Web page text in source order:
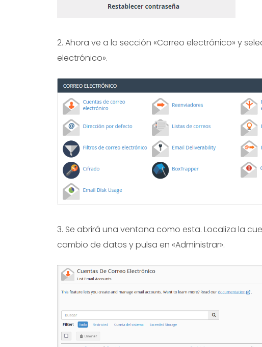
2. Ahora ve a la sección «Correo electrónico» y
electrónico».
3. Se abrirá una ventana como esta. Localiza la
cambio de datos y pulsa en «Administrar».